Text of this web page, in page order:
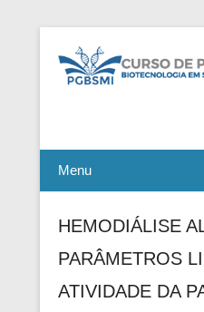
Curso de
Menu
HEMODIÁLISE
PARÂMETROS
ATIVIDADE DA